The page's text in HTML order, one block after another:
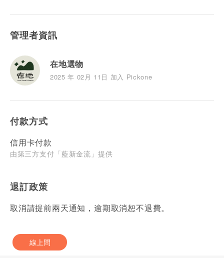
管理者資訊
在地選物
2025 年 02月 11日 加入 Pickone
付款方式
信用卡付款
由第三方支付「藍新金流」提供
退訂政策
取消請提前兩天通知，逾期取消恕不退費。
線上問